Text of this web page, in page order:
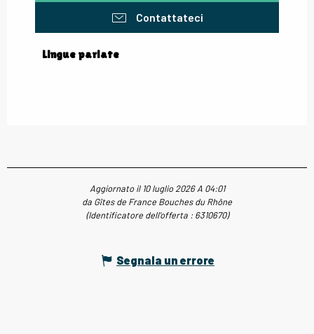
Contattateci
Lingue parlate
Lingue parlate
Aggiornato il 10 luglio 2026 A 04:01
da Gîtes de France Bouches du Rhône
(Identificatore dell'offerta :6310670)
Segnala un errore